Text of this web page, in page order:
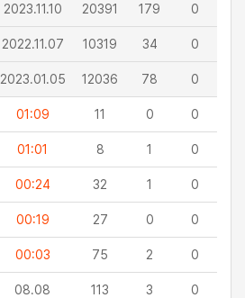
2023.11.10 20391 179 0
2022.11.07 10319 34 0
2023.01.05 12036 78 0
01:09 11 0 0
01:01 8 1 0
00:24 32 1 0
00:19 27 0 0
00:03 75 2 0
08.08 113 3 0